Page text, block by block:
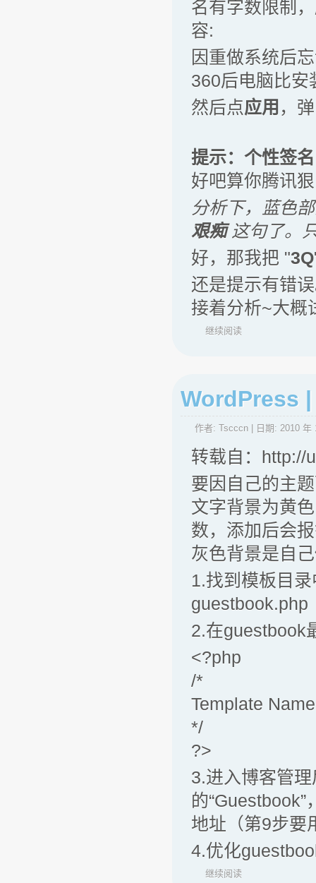
名有字数限制
容:
因重做系统后
360后电脑比安
然后点应用 ，
提示： 个性签
好吧算你腾讯
分析下，蓝色
艰痴这句了。
好，那我把 "3Q
还是提示有错
接着分析~大
继续阅读
WordPress
作者: Tscccn | 日期: 2010 年
转载自：http://
要因自己的主
文字背景为黄
数，添加后会
灰色背景是自
1.找到模板目
guestbook.php
2.在guestbook
<?php
/*
Template
*/
?>
3.进入博客管
的
地址（第9步要
4.优化
继续阅读